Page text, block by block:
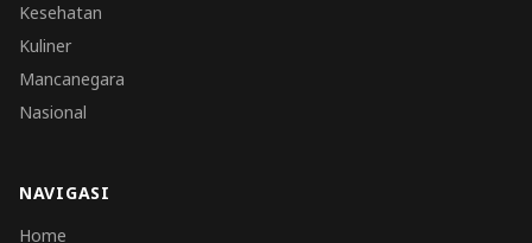
Kesehatan
Kuliner
Mancanegara
Nasional
NAVIGASI
Home